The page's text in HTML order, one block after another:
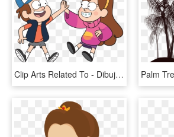
Clip Arts Related To - Dibujos De Mabel Y Dipper, HD Png Download